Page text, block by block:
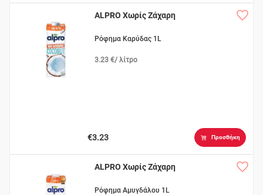
ALPRO Χωρίς Ζάχαρη
Ρόφημα Καρύδας 1L
3.23 €/ λίτρο
€3.23 Προσθήκη
ALPRO Χωρίς Ζάχαρη
Ρόφημα Αμυγδάλου 1L